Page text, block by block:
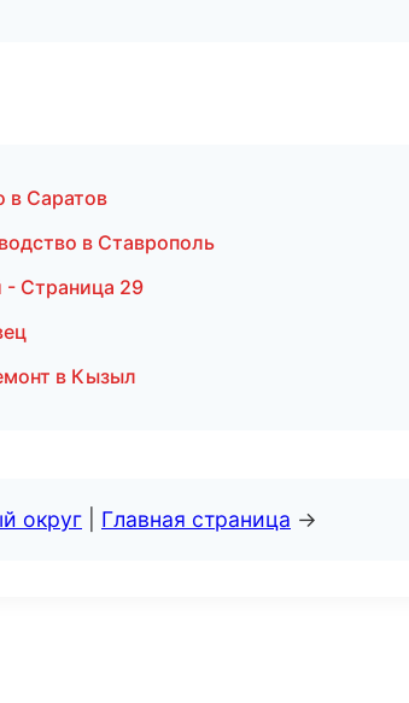
в Саратов
в Ставрополь
- Страница 29
в Кызыл
округ Главная страница →